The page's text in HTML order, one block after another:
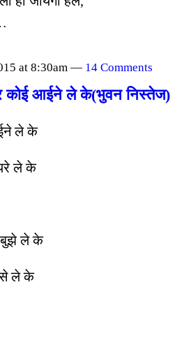
at 8:30am — 14 Comments
कोई आईने ले के(भुवन निस्तेज)
ले के
ले के
बुझे ले के
ले के